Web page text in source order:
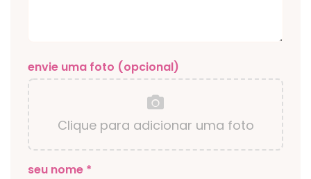
envie uma foto (opcional)
Clique para adicionar uma foto
seu nome *